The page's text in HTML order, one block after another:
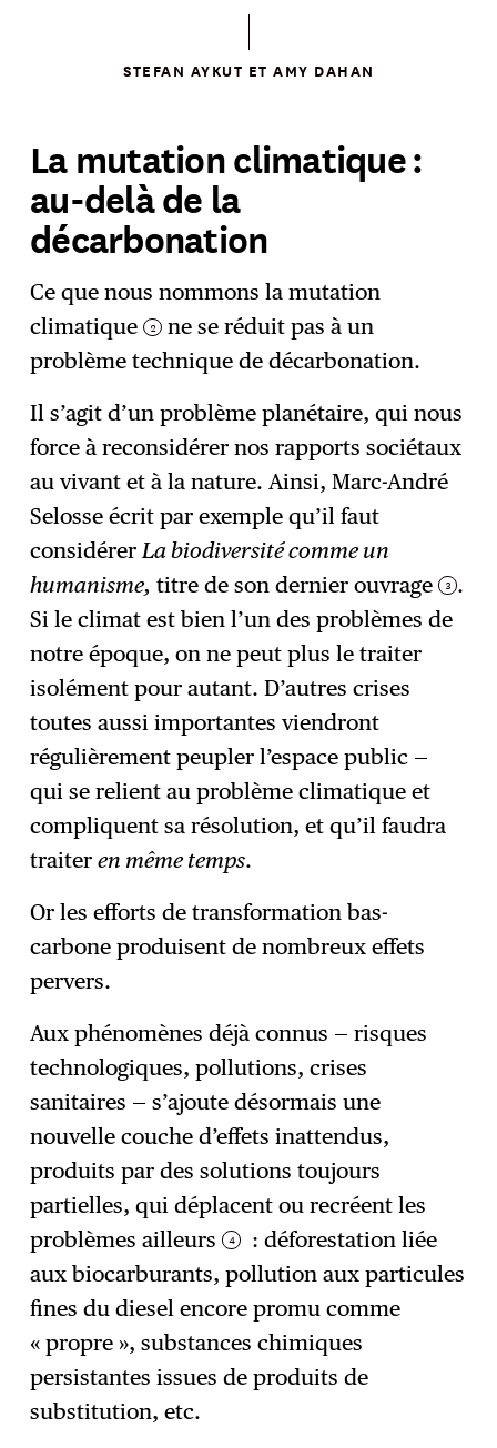
STEFAN AYKUT ET AMY DAHAN
La mutation climatique :
au-delà de la
décarbonation
Ce que nous nommons la mutation
climatique 2
ne se réduit pas à un
problème technique de décarbonation.
Il s’agit d’un problème planétaire, qui nous
force à reconsidérer nos rapports sociétaux
au vivant et à la nature. Ainsi, Marc-André
Selosse écrit par exemple qu’il faut
considérerLa biodiversité comme un
humanisme, titre de son dernier ouvrage 3 .
Si le climat est bien l’un des problèmes de
notre époque, on ne peut plus le traiter
isolément pour autant. D’autres crises
toutes aussi importantes viendront
régulièrement peupler l’espace public —
qui se relient au problème climatique et
compliquent sa résolution, et qu’il faudra
traiteren même temps.
Or les efforts de transformation bas-
carbone produisent de nombreux effets
pervers.
Aux phénomènes déjà connus — risques
technologiques, pollutions, crises
sanitaires — s’ajoute désormais une
nouvelle couche d’effets inattendus,
produits par des solutions toujours
partielles, qui déplacent ou recréent les
problèmes ailleurs 4
: déforestation liée
aux biocarburants, pollution aux particules
fines du diesel encore promu comme
« propre », substances chimiques
persistantes issues de produits de
substitution, etc.